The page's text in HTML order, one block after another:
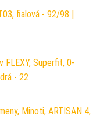
fialová - 92/98 |
FLEXY, Superfit, 0-
- 22
Minoti, ARTISAN 4,